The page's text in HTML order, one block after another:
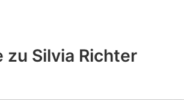
zu Silvia Richter